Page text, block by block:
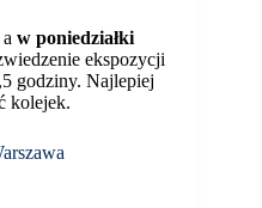
w poniedziałki
ekspozycji
godziny. Najlepiej
kolejek.